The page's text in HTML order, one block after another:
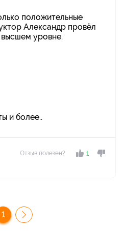
положительные
Александр провёл
уровне.
и более..
Отзыв полезен? 1
1